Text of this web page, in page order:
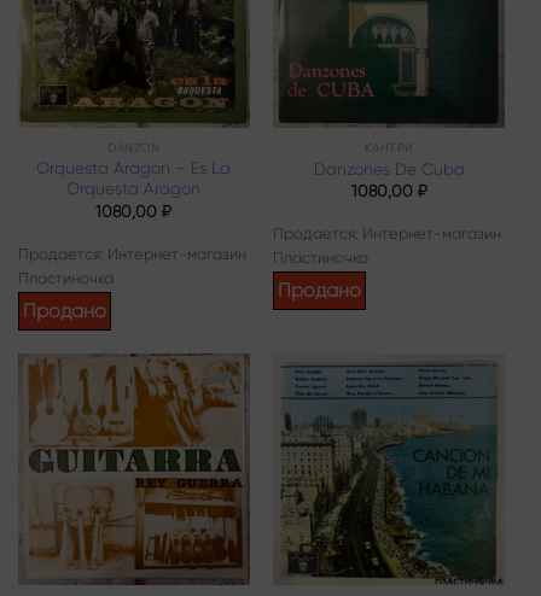
DANZON
Orquesta Aragon – Es La
Orquesta Aragon
1080,00₽
Продается: Интернет-магазин
Пластиночка
Продано
КАНТРИ
Danzones De Cuba
1080,00 ₽
Продается: Интернет-магазин
Пластиночка
Продано
Add to
wishlist
wishlist